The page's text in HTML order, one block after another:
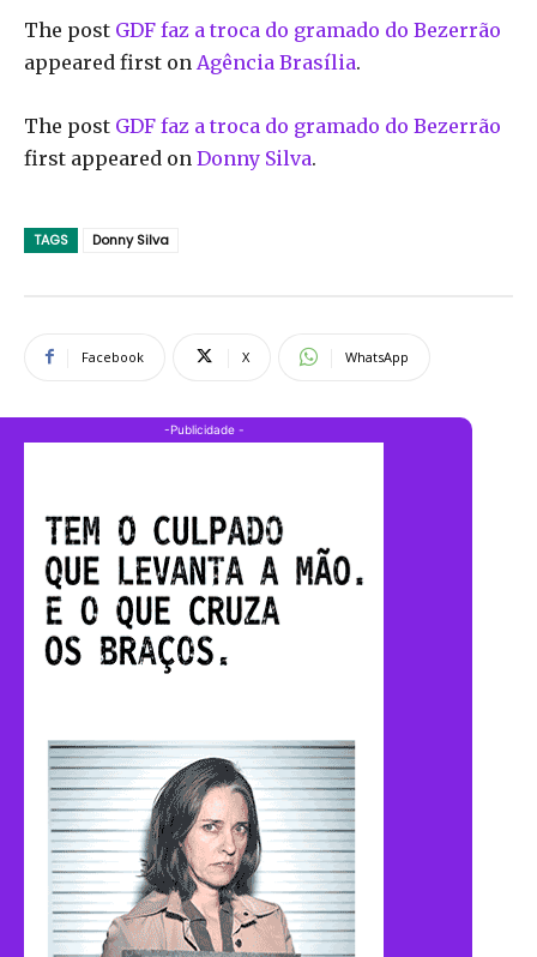
The post GDF faz a troca do gramado do Bezerrão
appeared first on Agência Brasília.
The post GDF faz a troca do gramado do Bezerrão
first appeared on Donny Silva.
TAGS Donny Silva
Facebook X WhatsApp
-Publicidade -